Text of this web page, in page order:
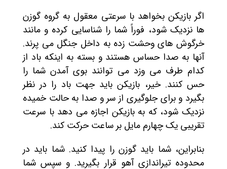
اگر بازیکن بخواهد با سرعتی معقول به گروه گوزن
ها نزدیک شود، فوراً شما را شناسایی کرده و مانند
خرگوش های وحشت زده به داخل جنگل می پرند.
آنها به صدا حساس هستند و بسته به اینکه باد از
کدام طرف می وزد می توانند بوی آمدن شما را
حس کنند. خیر، بازیکن باید جهت باد را در نظر
بگیرد و برای جلوگیری از سر و صدا به حالت خمیده
نزدیک شود، که به بازیکن اجازه می دهد با سرعت
تقریبی یک چهارم مایل بر ساعت حرکت کند.
بنابراین، شما باید گوزن را پیدا کنید. شما باید در
محدوده تیراندازی آهو قرار بگیرید. و سپس شما